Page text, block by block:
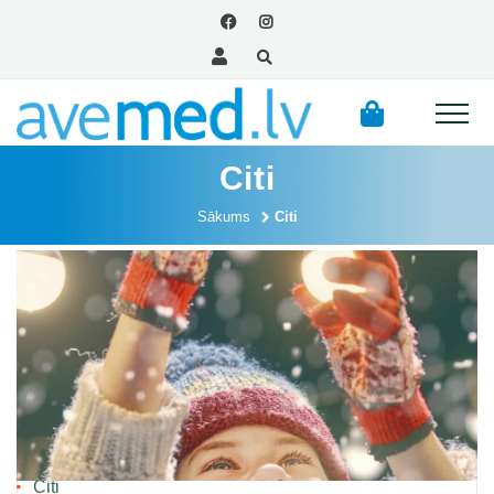
Citi
Sākums Citi
Kategorijas
Aknu veselība
Citi